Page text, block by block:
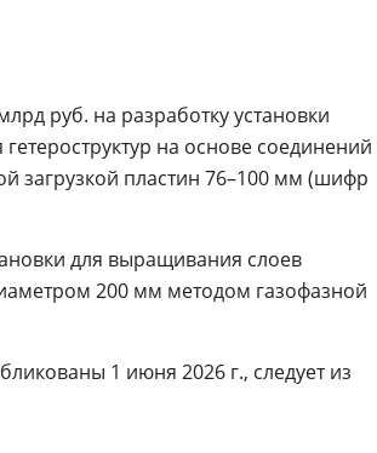
руб. на разработку установки
на основе соединений
загрузкой пластин 76–100 мм (шифр
для выращивания слоев
200 мм методом газофазной
1 июня 2026 г., следует из